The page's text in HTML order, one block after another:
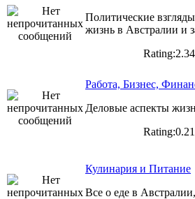
Политические
жизнь в Австралии и
Работа, Бизнес,
Деловые аспекты
Кулинария и Питание
Все о еде в